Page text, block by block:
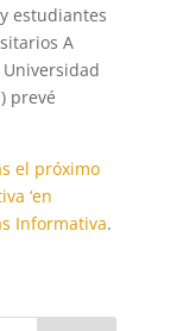
estudiantes
A
prevé
el próximo
‘en
Informativa.